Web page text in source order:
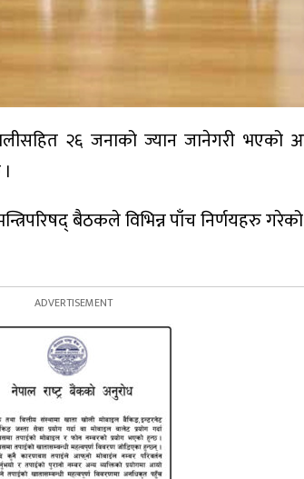
२६ जनाको ज्यान जानेगरी भएको
बैठकले विभिन्न पाँच निर्णयहरु